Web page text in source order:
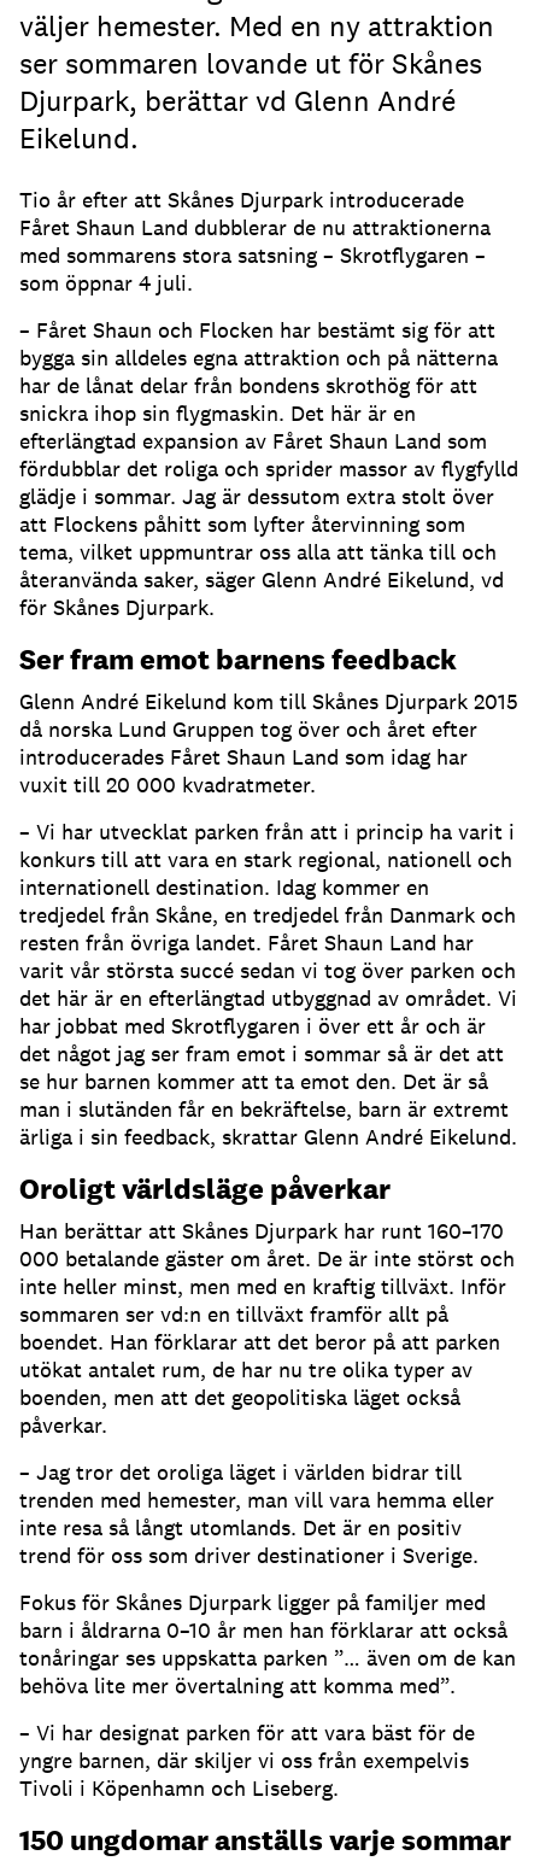
väljer hemester. Med en ny attraktion
ser sommaren lovande ut för Skånes
Djurpark, berättar vd Glenn André
Eikelund.
Tio år efter att Skånes Djurpark introducerade
Fåret Shaun Land dubblerar de nu attraktionerna
med sommarens stora satsning – Skrotflygaren –
som öppnar 4 juli.
– Fåret Shaun och Flocken har bestämt sig för att
bygga sin alldeles egna attraktion och på nätterna
har de lånat delar från bondens skrothög för att
snickra ihop sin flygmaskin. Det här är en
efterlängtad expansion av Fåret Shaun Land som
fördubblar det roliga och sprider massor av flygfylld
glädje i sommar. Jag är dessutom extra stolt över
att Flockens påhitt som lyfter återvinning som
tema, vilket uppmuntrar oss alla att tänka till och
återanvända saker, säger Glenn André Eikelund, vd
för Skånes Djurpark.
Ser fram emot barnens feedback
Glenn André Eikelund kom till Skånes Djurpark 2015
då norska Lund Gruppen tog över och året efter
introducerades Fåret Shaun Land som idag har
vuxit till 20 000 kvadratmeter.
– Vi har utvecklat parken från att i princip ha varit i
konkurs till att vara en stark regional, nationell och
internationell destination. Idag kommer en
tredjedel från Skåne, en tredjedel från Danmark och
resten från övriga landet. Fåret Shaun Land har
varit vår största succé sedan vi tog över parken och
det här är en efterlängtad utbyggnad av området. Vi
har jobbat med Skrotflygaren i över ett år och är
det något jag ser fram emot i sommar så är det att
se hur barnen kommer att ta emot den. Det är så
man i slutänden får en bekräftelse, barn är extremt
ärliga i sin feedback, skrattar Glenn André Eikelund.
Oroligt världsläge påverkar
Han berättar att Skånes Djurpark har runt 160–170
000 betalande gäster om året. De är inte störst och
inte heller minst, men med en kraftig tillväxt. Inför
sommaren ser vd:n en tillväxt framför allt på
boendet. Han förklarar att det beror på att parken
utökat antalet rum, de har nu tre olika typer av
boenden, men att det geopolitiska läget också
påverkar.
– Jag tror det oroliga läget i världen bidrar till
trenden med hemester, man vill vara hemma eller
inte resa så långt utomlands. Det är en positiv
trend för oss som driver destinationer i Sverige.
Fokus för Skånes Djurpark ligger på familjer med
barn i åldrarna 0–10 år men han förklarar att också
tonåringar ses uppskatta parken ”… även om de kan
behöva lite mer övertalning att komma med”.
– Vi har designat parken för att vara bäst för de
yngre barnen, där skiljer vi oss från exempelvis
Tivoli i Köpenhamn och Liseberg.
150 ungdomar anställs varje sommar